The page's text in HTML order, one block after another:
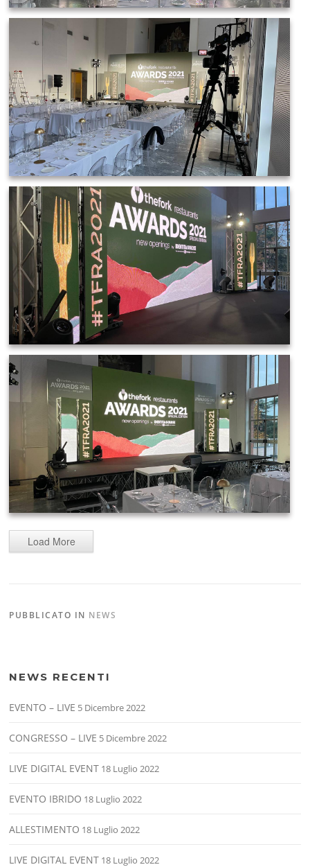
Load More
PUBBLICATO IN NEWS
NEWS RECENTI
EVENTO – LIVE 5 Dicembre 2022
CONGRESSO – LIVE 5 Dicembre 2022
LIVE DIGITAL EVENT 18 Luglio 2022
EVENTO IBRIDO 18 Luglio 2022
ALLESTIMENTO 18 Luglio 2022
LIVE DIGITAL EVENT 18 Luglio 2022